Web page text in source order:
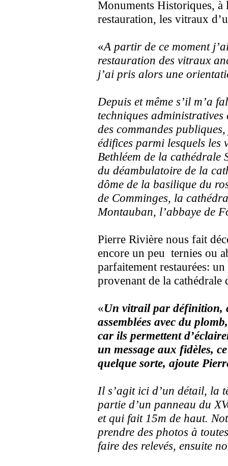
Monuments Historiques, à
restauration, les vitraux
«A partir de ce moment
restauration des vitraux
j’ai pris alors une
Depuis et même s’il m’a
techniques
des commandes
édifices parmi lesquels les
Bethléem de la cathédrale
du déambulatoire de la
dôme de la basilique du
de Comminges, la
Montauban, l’abbaye de
Pierre Rivière nous fait
encore un peu ternies ou
parfaitement restaurées:
provenant de la cathédrale
«Un vitrail par définition,
assemblées avec du
car ils permettent
un message aux fidèles,
quelque sorte, ajoute
Il s’agit ici d’un détail, la
partie d’un panneau du
et qui fait 15m de haut.
prendre des photos à
faire des relevés, ensuite